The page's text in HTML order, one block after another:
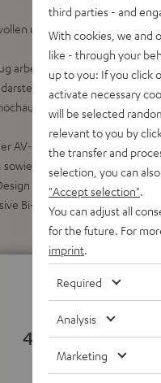
und präzisen Bass auch
arbeitet in separater Kammer
feine Höhen
AV-Receiver geeignet
zum Surround- und
mit satinierter Lackfront
Bi-Wiring/Bi-Amping-
4.87
(4.87 von 5 bei 184
third parties - and
With cookies, we and
like - through your
up to you: If you click
activate necessary
will be selected
relevant to you by
the transfer and
selection, you can
"Accept selection"
You can adjust all
for the future. For
imprint
Required
Analysis
Marketing